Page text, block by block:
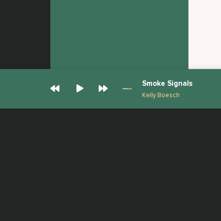
Smoke Signals
Kelly Boesch